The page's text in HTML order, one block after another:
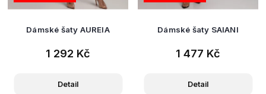
Dámské šaty AUREIA
1 292 Kč
Detail
Dámské šaty SAIANI
1 477 Kč
Detail